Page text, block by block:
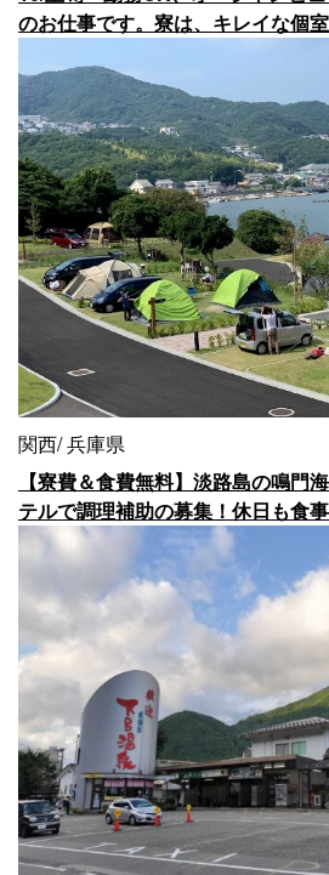
のお仕事です。寮は、キレイな個
関西 兵庫県
【寮費＆食費無料】淡路島の鳴門
テルで調理補助の募集！休日も食